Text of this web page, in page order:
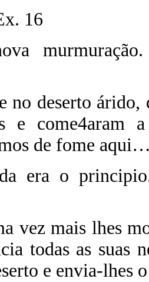
16
no deserto
e come4aram
de fome
era o
vez mais lhes
todas as suas
e envia-lhes